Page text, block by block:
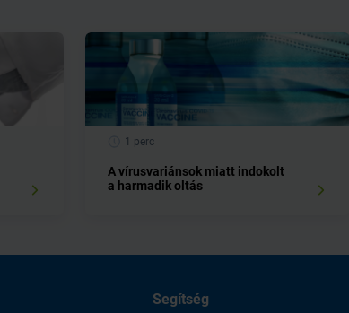
1 perc
A vírusvariánsok miatt indokolt
a harmadik oltás
Segítség